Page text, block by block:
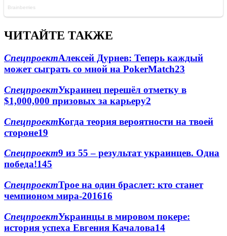
ЧИТАЙТЕ ТАКЖЕ
СпецпроектАлексей Дурнев: Теперь каждый
может сыграть со мной на PokerMatch23
СпецпроектУкраинец перешёл отметку в
$1,000,000 призовых за карьеру2
СпецпроектКогда теория вероятности на твоей
стороне19
Спецпроект9 из 55 – результат украинцев. Одна
победа!145
СпецпроектТрое на один браслет: кто станет
чемпионом мира-201616
СпецпроектУкраинцы в мировом покере:
история успеха Евгения Качалова14